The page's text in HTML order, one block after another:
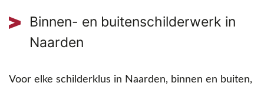
Binnen- en buitenschilderwerk in
Naarden
Voor elke schilderklus in Naarden, binnen en buiten,